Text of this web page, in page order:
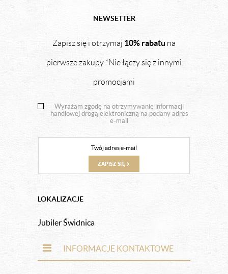
NEWSETTER
Zapisz się i otrzymaj 10% rabatu na
pierwsze zakupy *Nie łączy się z innymi
promocjami
Wyrażam zgodę na otrzymywanie informacji
handlowej drogą elektroniczną na podany adres
e-mail
ZAPISZ SIĘ
LOKALIZACJE
Jubiler Świdnica
INFORMACJE KONTAKTOWE